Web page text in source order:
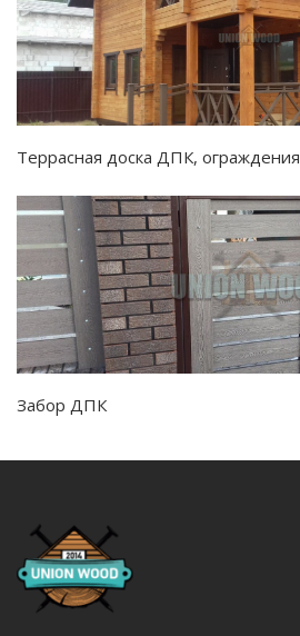
Террасная доска ДПК, ограждения
Забор ДПК